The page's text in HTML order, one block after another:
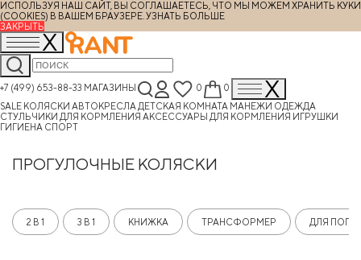
ИСПОЛЬЗУЯ НАШ САЙТ, ВЫ СОГЛАШАЕТЕСЬ, ЧТО МЫ МОЖЕМ ХРАНИТЬ КУКИ
(COOKIES) В ВАШЕМ БРАУЗЕРЕ. УЗНАТЬ БОЛЬШЕ
ЗАКРЫТЬ
+7 (499) 653-88-33 МАГАЗИНЫ 0
0
SALE КОЛЯСКИ АВТОКРЕСЛА ДЕТСКАЯ КОМНАТА МАНЕЖИ ОДЕЖДА
СТУЛЬЧИКИ ДЛЯ КОРМЛЕНИЯ АКСЕССУАРЫ ДЛЯ КОРМЛЕНИЯ ИГРУШКИ
ГИГИЕНА СПОРТ
ПРОГУЛОЧНЫЕ КОЛЯСКИ
2 В 1 3 В 1 КНИЖКА ТРАНСФОРМЕР ДЛЯ